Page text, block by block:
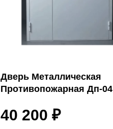
Дверь Металлическая
Противопожарная Дп-04
40 200 ₽